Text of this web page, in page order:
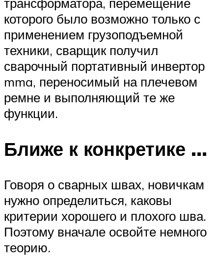
которого было возможно только с
применением грузоподъемной
техники, сварщик получил
сварочный портативный инвертор
mma, переносимый на плечевом
ремне и выполняющий те же
функции.
Ближе к конкретике …
Говоря о сварных швах, новичкам
нужно определиться, каковы
критерии хорошего и плохого шва.
Поэтому вначале освойте немного
теорию.